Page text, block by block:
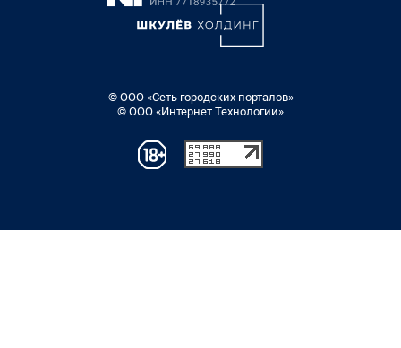
© ООО «Сеть городских порталов»
© ООО «Интернет Технологии»